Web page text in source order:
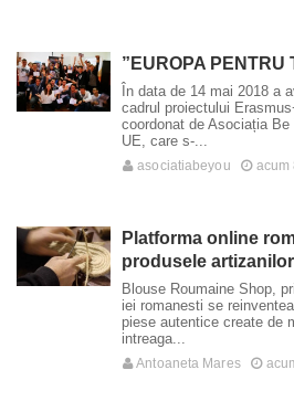
”EUROPA PENTRU
În data de 14 mai 2018 a
cadrul proiectului
coordonat de Asociația
UE, care s-...
asociatiabeyou acum
Platforma online
produsele
Blouse Roumaine Shop,
iei romanesti se
piese autentice create de
intreaga...
Antoaneta Mares